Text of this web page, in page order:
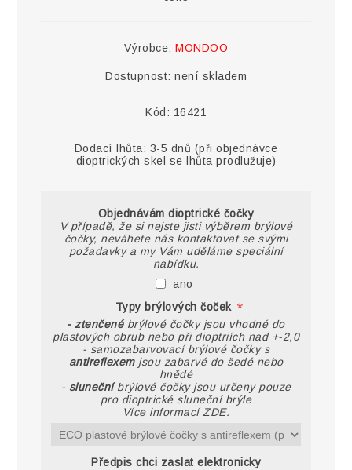
Výrobce: MONDOO
Dostupnost: není skladem
Kód: 16421
Dodací lhůta: 3-5 dnů (při objednávce
dioptrických skel se lhůta prodlužuje)
Objednávám dioptrické čočky
V případě, že si nejste jisti výběrem brýlové
čočky, neváhete nás kontaktovat se svými
požadavky a my Vám uděláme speciální
nabídku.
ano
Typy brýlových čoček *
- ztenčené brýlové čočky jsou vhodné do
plastových obrub nebo při dioptriích nad +-2,0
- samozabarvovací brýlové čočky s
antireflexemjsou zabarvé do šedé nebo
hnědé
- slunečníbrýlové čočky jsou určeny pouze
pro dioptrické sluneční brýle
Více informací ZDE.
Předpis chci zaslat elektronicky